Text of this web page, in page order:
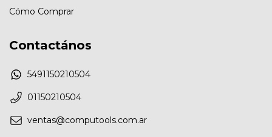
Cómo Comprar
Contactános
5491150210504
01150210504
ventas@computools.com.ar